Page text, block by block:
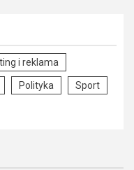
i reklama
Polityka Sport